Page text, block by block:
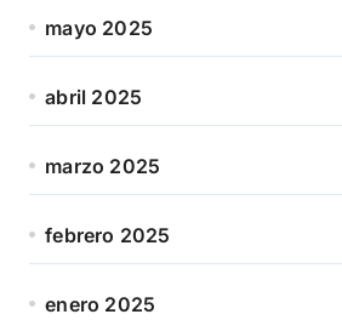
mayo 2025
abril 2025
marzo 2025
febrero 2025
enero 2025